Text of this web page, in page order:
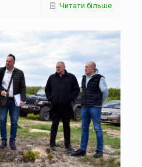
Читати більше